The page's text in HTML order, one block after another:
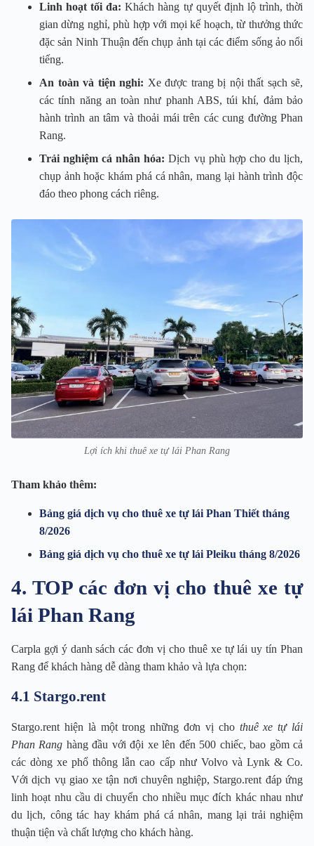
Linh hoạt tối đa: Khách hàng tự quyết định lộ trình, thời
gian dừng nghỉ, phù hợp với mọi kế hoạch, từ thưởng thức
đặc sản Ninh Thuận đến chụp ảnh tại các điểm sống ảo nổi
tiếng.
An toàn và tiện nghi: Xe được trang bị nội thất sạch sẽ,
các tính năng an toàn như phanh ABS, túi khí, đảm bảo
hành trình an tâm và thoải mái trên các cung đường Phan
Rang.
Trải nghiệm cá nhân hóa: Dịch vụ phù hợp cho du lịch,
chụp ảnh hoặc khám phá cá nhân, mang lại hành trình độc
đáo theo phong cách riêng.
Lợi ích khi thuê xe tự lái Phan Rang
Tham khảo thêm:
Bảng giá dịch vụ cho thuê xe tự lái Phan Thiết tháng
8/2026
Bảng giá dịch vụ cho thuê xe tự lái Pleiku tháng 8/2026
4. TOP các đơn vị cho thuê xe tự
lái Phan Rang
Carpla gợi ý danh sách các đơn vị cho thuê xe tự lái uy tín Phan
Rang để khách hàng dễ dàng tham khảo và lựa chọn:
4.1 Stargo.rent
Stargo.rent hiện là một trong những đơn vị cho thuê xe tự lái
Phan Rang hàng đầu với đội xe lên đến 500 chiếc, bao gồm cả
các dòng xe phổ thông lẫn cao cấp như Volvo và Lynk & Co.
Với dịch vụ giao xe tận nơi chuyên nghiệp, Stargo.rent đáp ứng
linh hoạt nhu cầu di chuyển cho nhiều mục đích khác nhau như
du lịch, công tác hay khám phá cá nhân, mang lại trải nghiệm
thuận tiện và chất lượng cho khách hàng.